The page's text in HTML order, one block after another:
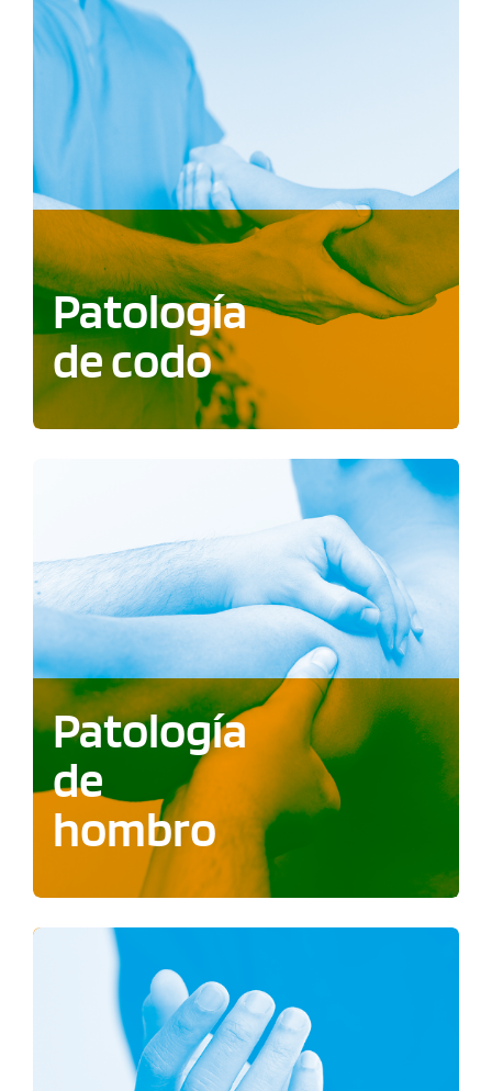
Patología
de codo
Patología
de
hombro